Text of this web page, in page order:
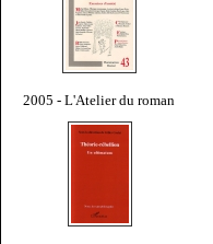
2005 - L'Atelier du roman